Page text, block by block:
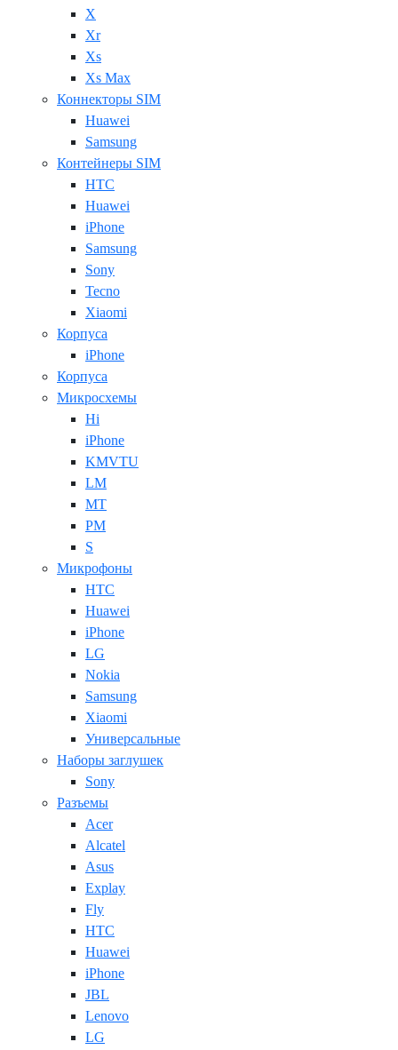
X
Xr
Xs
Xs Max
Коннекторы SIM
Huawei
Samsung
Контейнеры SIM
HTC
Huawei
iPhone
Samsung
Sony
Tecno
Xiaomi
Корпуса
iPhone
Корпуса
Микросхемы
Hi
iPhone
KMVTU
LM
MT
PM
S
Микрофоны
HTC
Huawei
iPhone
LG
Nokia
Samsung
Xiaomi
Универсальные
Наборы заглушек
Sony
Разъемы
Acer
Alcatel
Asus
Explay
Fly
HTC
Huawei
iPhone
JBL
Lenovo
LG